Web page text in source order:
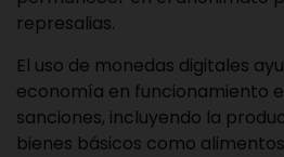
represalias.
El uso de monedas digitales
economía en funcionamiento
sanciones, incluyendo la
bienes básicos como